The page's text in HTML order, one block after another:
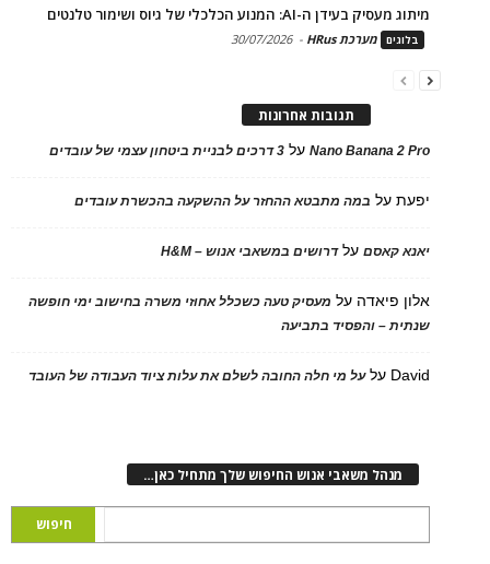
מיתוג מעסיק בעידן ה-AI: המנוע הכלכלי של גיוס ושימור טלנטים
בלוגים מערכת HRus -
30/07/2026
תגובות אחרונות
Nano Banana 2 Proעל 3 דרכים לבניית ביטחון עצמי של עובדים
יפעתעל במה מתבטא ההחזר על ההשקעה בהכשרת עובדים
יאנא קאסםעלדרושים במשאבי אנוש – H&M
אלון פיאדה על מעסיק טעה כשכלל אחוזי משרה בחישוב ימי חופשה
שנתית – והפסיד בתביעה
David עלעל מי חלה החובה לשלם את עלות ציוד העבודה של העובד
מנהל משאבי אנוש החיפוש שלך מתחיל כאן…